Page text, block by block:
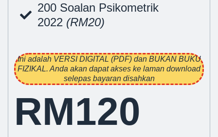
200 Soalan Psikometrik
2022 (RM20)
Ini adalah VERSI DIGITAL (PDF) dan BUKAN BUKU
FIZIKAL. Anda akan dapat akses ke laman download
selepas bayaran disahkan
RM120